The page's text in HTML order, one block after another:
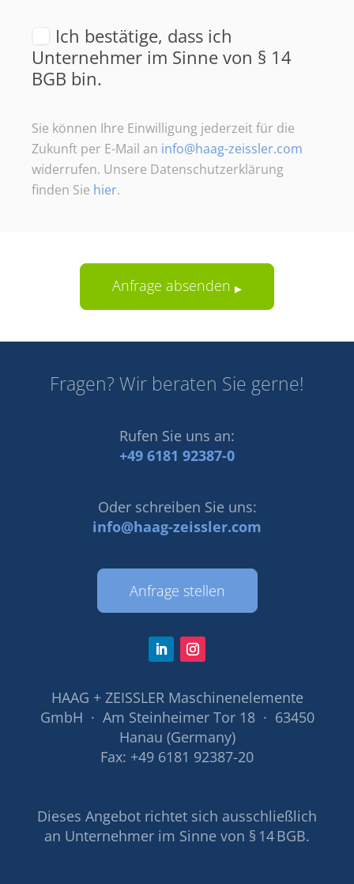
Ich bestätige, dass ich
Unternehmer im Sinne von § 14
BGB bin.
Sie können Ihre Einwilligung jederzeit für die
Zukunft per E-Mail an info@haag-zeissler.com
widerrufen. Unsere Datenschutzerklärung
finden Sie hier.
Anfrage absenden
Fragen? Wir beraten Sie gerne!
Rufen Sie uns an:
+49 6181 92387-0
Oder schreiben Sie uns:
info@haag-zeissler.com
Anfrage stellen
HAAG + ZEISSLER Maschinenelemente
GmbH · Am Steinheimer Tor 18 · 63450
Hanau (Germany)
Fax: +49 6181 92387-20
Dieses Angebot richtet sich ausschließlich
an Unternehmer im Sinne von § 14 BGB.